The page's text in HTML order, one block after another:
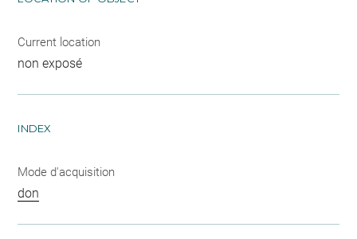
Current location
non exposé
INDEX
Mode d'acquisition
don